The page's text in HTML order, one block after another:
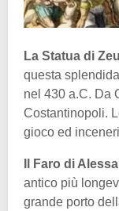
La Statua di
questa
nel 430 a.C. Da
Costantinopoli.
gioco ed
Il Faro di
antico più
grande porto